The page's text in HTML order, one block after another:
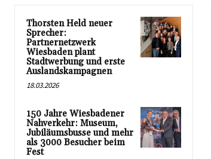
Thorsten Held neuer
Sprecher:
Partnernetzwerk
Wiesbaden plant
Stadtwerbung und erste
Auslandskampagnen
18.03.2026
150 Jahre Wiesbadener
Nahverkehr: Museum,
Jubiläumsbusse und mehr
als 3000 Besucher beim
Fest